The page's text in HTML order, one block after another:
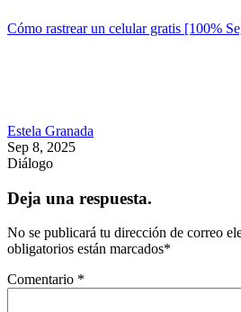
Cómo rastrear un celular gratis [100%
Estela Granada
Sep 8, 2025
Diálogo
Deja una respuesta.
No se publicará tu dirección de correo
obligatorios están marcados*
Comentario *